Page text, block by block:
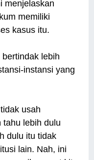
menjelaskan
memiliki
kasus itu.
lebih
instansi yang
usah
tahu lebih dulu
dulu itu tidak
lain. Nah, ini